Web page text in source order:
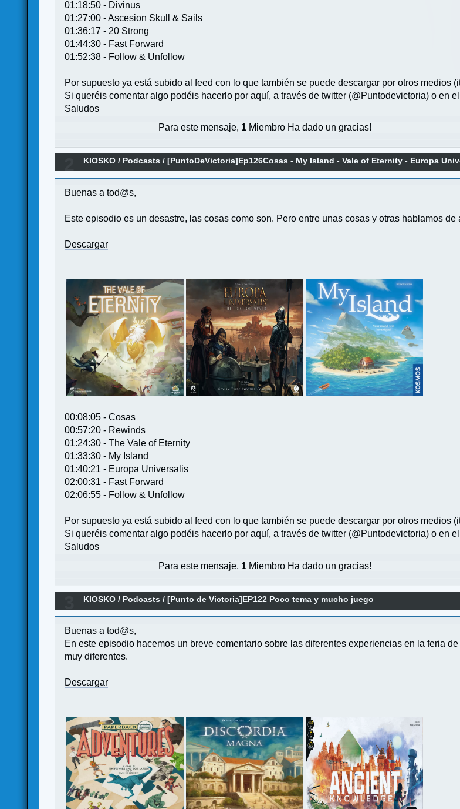
01:18:50 - Divinus
01:27:00 - Ascesion Skull & Sails
01:36:17 - 20 Strong
01:44:30 - Fast Forward
01:52:38 - Follow & Unfollow
Por supuesto ya está subido al feed con lo que también se puede descargar por otros medios
Si queréis comentar algo podéis hacerlo por aquí, a través de twitter (@Puntodevictoria) o en
Saludos
Para este mensaje, 1 Miembro Ha dado un gracias!
KIOSKO / Podcasts /[PuntoDeVictoria]Ep126Cosas - My Island - Vale of Eternity - Europa
Buenas a tod@s,
Este episodio es un desastre, las cosas como son. Pero entre unas cosas y otras hablamos
Descargar
00:08:05 - Cosas
00:57:20 - Rewinds
01:24:30 - The Vale of Eternity
01:33:30 - My Island
01:40:21 - Europa Universalis
02:00:31 - Fast Forward
02:06:55 - Follow & Unfollow
Por supuesto ya está subido al feed con lo que también se puede descargar por otros medios
Si queréis comentar algo podéis hacerlo por aquí, a través de twitter (@Puntodevictoria) o en
Saludos
Para este mensaje, 1 Miembro Ha dado un gracias!
KIOSKO / Podcasts /[Punto de Victoria]EP122 Poco tema y mucho juego
Buenas a tod@s,
En este episodio hacemos un breve comentario sobre las diferentes experiencias en la feria
muy diferentes.
Descargar